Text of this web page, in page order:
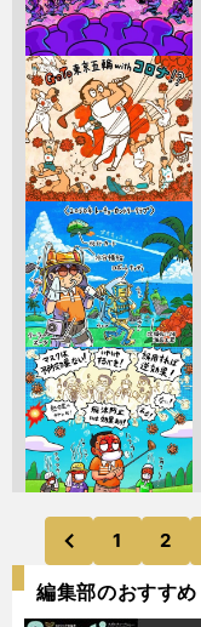
前
1 2
編集部のおすすめ